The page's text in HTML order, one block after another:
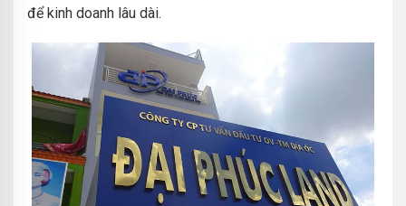
để kinh doanh lâu dài.